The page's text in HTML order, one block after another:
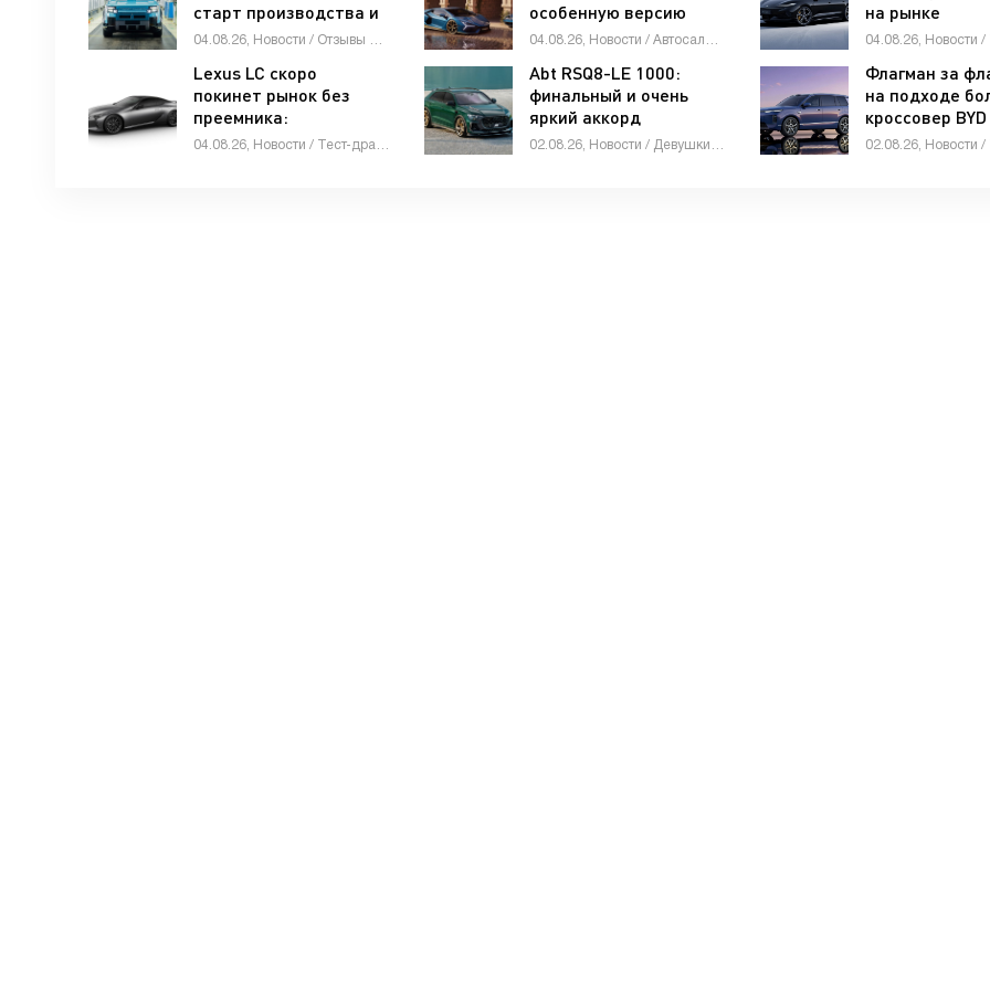
старт производства и
глобальные амбиции -
особенную версию
суперкара Revuelto -
на рынке
Lexus LC скоро
покинет рынок без
преемника:
подготовлена
Abt RSQ8-LE 1000:
финальный и очень
яркий аккорд
юбилейной трилогии
Флагман за
на подходе
кроссовер
08 -